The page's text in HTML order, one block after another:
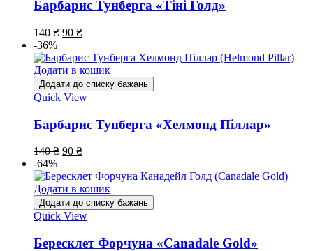
Барбарис Тунберга «Тіні Голд»
140₴ 90 ₴
-36%
Додати в кошик
Додати до списку бажань
Quick View
Барбарис Тунберга «Хелмонд Піллар»
140₴ 90 ₴
-64%
Додати в кошик
Додати до списку бажань
Quick View
Бересклет Форчуна «Canadale Gold»